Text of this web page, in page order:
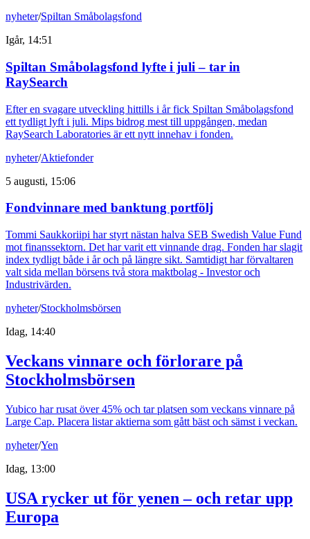
nyheter/Spiltan Småbolagsfond
Igår, 14:51
Spiltan Småbolagsfond lyfte i juli – tar in
RaySearch
Efter en svagare utveckling hittills i år fick Spiltan Småbolagsfond
ett tydligt lyft i juli. Mips bidrog mest till uppgången, medan
RaySearch Laboratories är ett nytt innehav i fonden.
nyheter/Aktiefonder
5 augusti, 15:06
Fondvinnare med banktung portfölj
Tommi Saukkoriipi har styrt nästan halva SEB Swedish Value Fund
mot finanssektorn. Det har varit ett vinnande drag. Fonden har slagit
index tydligt både i år och på längre sikt. Samtidigt har förvaltaren
valt sida mellan börsens två stora maktbolag - Investor och
Industrivärden.
nyheter/Stockholmsbörsen
Idag, 14:40
Veckans vinnare och förlorare på
Stockholmsbörsen
Yubico har rusat över 45% och tar platsen som veckans vinnare på
Large Cap. Placera listar aktierna som gått bäst och sämst i veckan.
nyheter/Yen
Idag, 13:00
USA rycker ut för yenen – och retar upp
Europa